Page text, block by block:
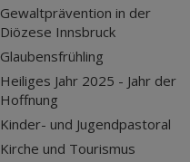
Gewaltprävention in der
Diözese Innsbruck
Glaubensfrühling
Heiliges Jahr 2025 - Jahr der
Hoffnung
Kinder- und Jugendpastoral
Kirche und Tourismus